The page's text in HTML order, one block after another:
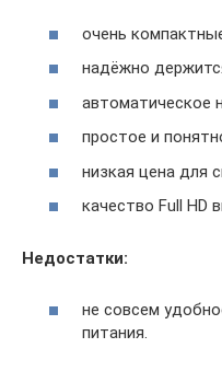
очень
надёжно
автоматическое
простое и
низкая цена для
качество Full HD
Недостатки:
не совсем
питания.